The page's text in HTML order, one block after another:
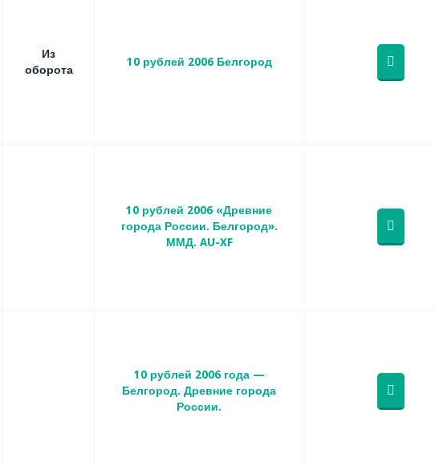
Из
оборота
10 рублей 2006 Белгород
10 рублей 2006 «Древние
города России. Белгород».
ММД. AU-XF
10 рублей 2006 года —
Белгород. Древние города
России.